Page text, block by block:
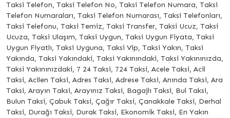
Taksi Telefon, Taksi Telefon No, Taksi Telefon Numara, Taksi
Telefon Numaraları, Taksi Telefon Numarası, Taksi Telefonları,
Taksi Telefonu, Taksi Temiz, Taksi Transfer, Taksi Ucuz, Taksi
Ucuza, Taksi Ulaşım, Taksi Uygun, Taksi Uygun Fiyata, Taksi
Uygun Fiyatlı, Taksi Uyguna, Taksi Vip, Taksi Yakın, Taksi
Yakında, Taksi Yakındaki, Taksi Yakınındaki, Taksi Yakınınızda,
Taksi Yakınınızdaki, 7 24 Taksi, 724 Taksi, Acele Taksi, Acil
Taksi, Acilen Taksi, Adres Taksi, Adrese Taksi, Anında Taksi, Ara
Taksi, Arayın Taksi, Arayınız Taksi, Bagajlı Taksi, Bul Taksi,
Bulun Taksi, Çabuk Taksi, Çağır Taksi, Çanakkale Taksi, Derhal
Taksi, Durağı Taksi, Durak Taksi, Ekonomik Taksi, En Yakın